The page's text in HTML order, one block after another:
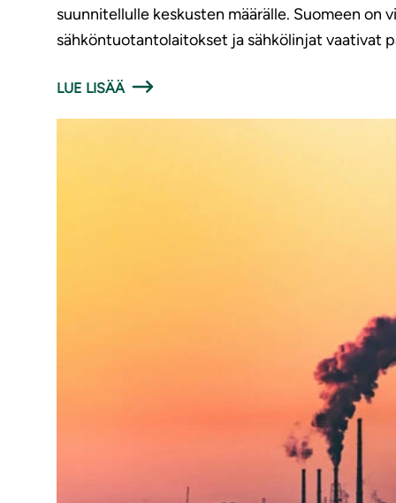
suunnitellulle keskusten määrälle. Suomeen on
sähköntuotantolaitokset ja sähkölinjat vaativat
LUE LISÄÄ